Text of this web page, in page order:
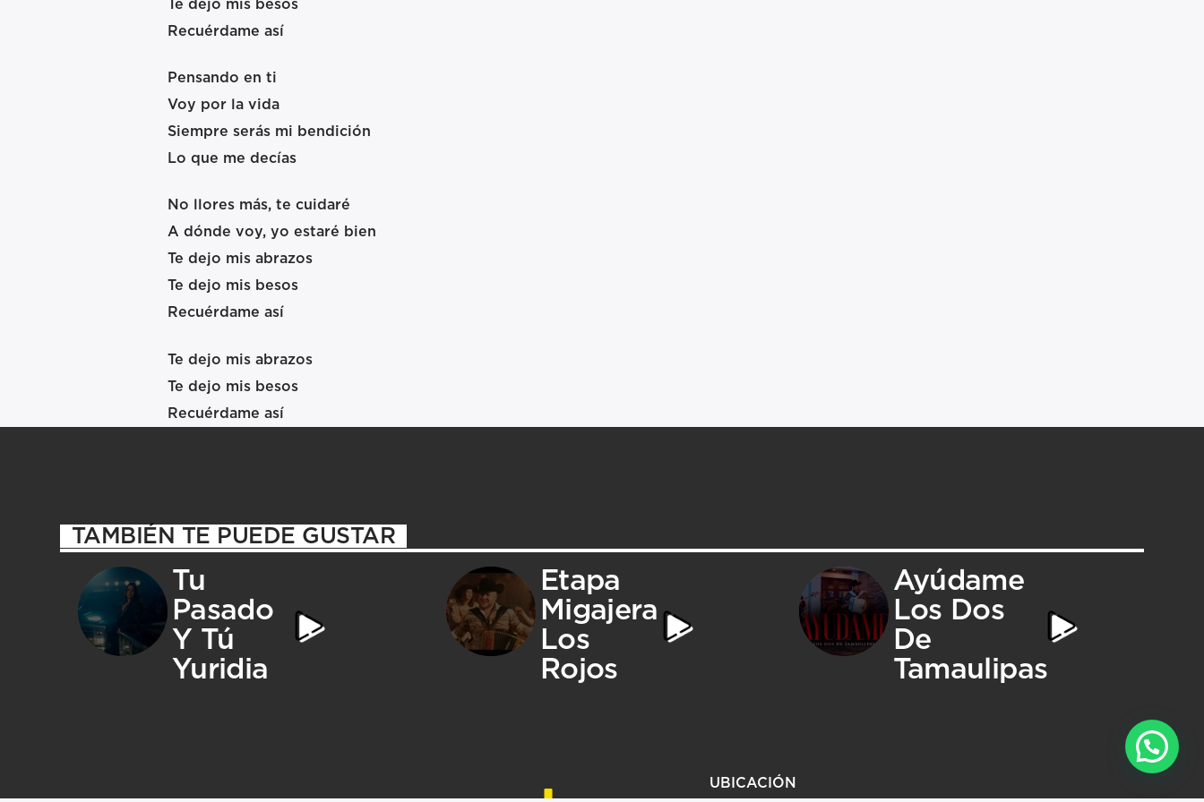
Te dejo mis besos
Recuérdame así
Pensando en ti
Voy por la vida
Siempre serás mi bendición
Lo que me decías
No llores más, te cuidaré
A dónde voy, yo estaré bien
Te dejo mis abrazos
Te dejo mis besos
Recuérdame así
Te dejo mis abrazos
Te dejo mis besos
Recuérdame así
TAMBIÉN TE PUEDE GUSTAR
Tu
Pasado
Y Tú
Yuridia
Etapa
Migajera
Los
Rojos
Ayúdame
Los Dos
De
Tamaulipas
UBICACIÓN